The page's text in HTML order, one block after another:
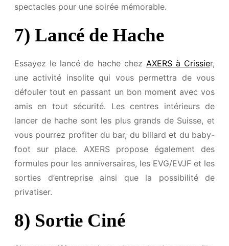
spectacles pour une soirée mémorable.
7) Lancé de Hache
Essayez le lancé de hache chez AXERS à Crissier,
une activité insolite qui vous permettra de vous
défouler tout en passant un bon moment avec vos
amis en tout sécurité. Les centres intérieurs de
lancer de hache sont les plus grands de Suisse, et
vous pourrez profiter du bar, du billard et du baby-
foot sur place. AXERS propose également des
formules pour les anniversaires, les EVG/EVJF et les
sorties d’entreprise ainsi que la possibilité de
privatiser.
8) Sortie Ciné